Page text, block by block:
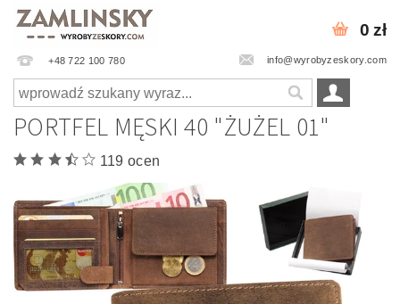
+48 722 100 780 info@wyrobyzeskory.com
0 zł
PORTFEL MĘSKI 40 "ŻUŻEL 01"
119 ocen